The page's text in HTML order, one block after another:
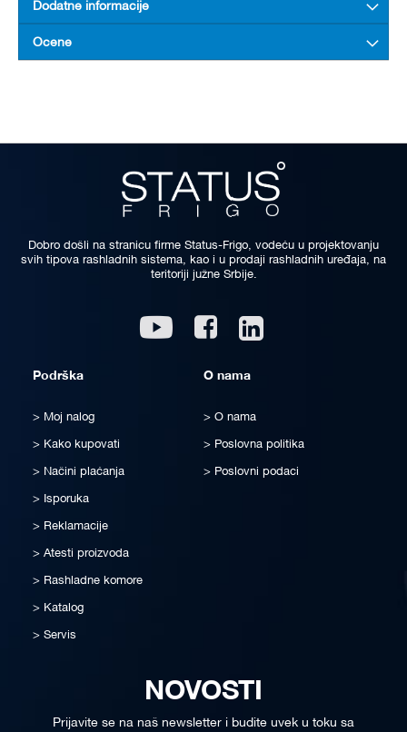
Dodatne informacije
Ocene
Dobro došli na stranicu firme Status-Frigo, vodeću u projektovanju
svih tipova rashladnih sistema, kao i u prodaji rashladnih uređaja, na
teritoriji južne Srbije.
Youtube Facebook
Podrška
Moj nalog
Kako kupovati
Načini plaćanja
Isporuka
Reklamacije
Atesti proizvoda
Rashladne komore
Katalog
Servis
O nama
O nama
Poslovna politika
Poslovni podaci
NOVOSTI
Prijavite se na naš newsletter i budite uvek u toku sa